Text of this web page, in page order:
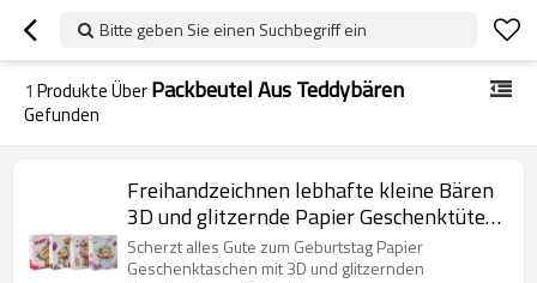
Bitte geben Sie einen Suchbegriff ein
1 Produkte ÜberPackbeutel Aus Teddybären
Gefunden
Freihandzeichnen lebhafte kleine Bären
3D und glitzernde Papier Geschenktüten
mit 4 Designs in Tongle Packing sortiert
Scherzt alles Gute zum Geburtstag Papier
Geschenktaschen mit 3D und glitzernden